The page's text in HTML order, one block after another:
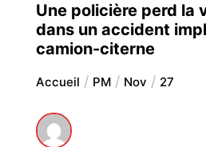
​Une policière perd la
dans un accident
camion-citerne
Accueil PM Nov 27